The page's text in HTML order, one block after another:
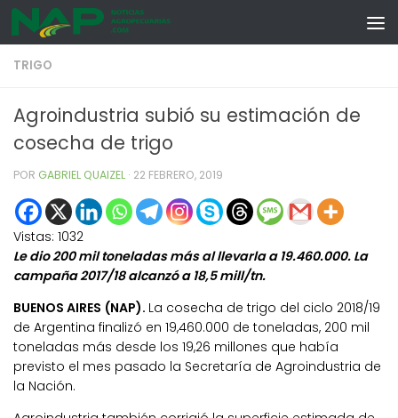
Skip to content
TRIGO
Agroindustria subió su estimación de
cosecha de trigo
POR GABRIEL QUAIZEL · 22 FEBRERO, 2019
Vistas: 1032
Le dio 200 mil toneladas más al llevarla a 19.460.000. La
campaña 2017/18 alcanzó a 18,5 mill/tn.
BUENOS AIRES (NAP). La cosecha de trigo del ciclo 2018/19
de Argentina finalizó en 19,460.000 de toneladas, 200 mil
toneladas más desde los 19,26 millones que había
previsto el mes pasado la Secretaría de Agroindustria de
la Nación.